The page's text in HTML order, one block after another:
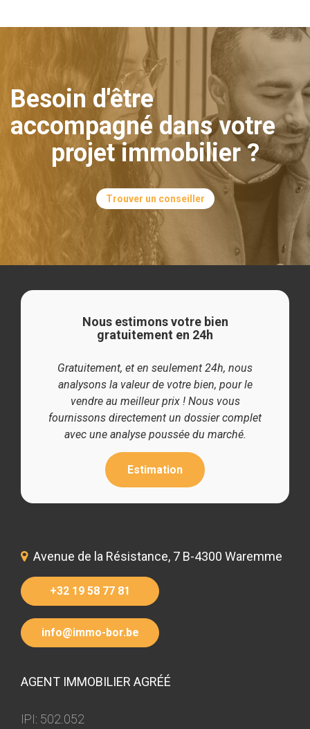
Besoin d'être
accompagné dans votre
projet immobilier ?
Trouver un conseiller
Nous estimons votre bien
gratuitement en 24h
Gratuitement, et en seulement 24h, nous
analysons la valeur de votre bien, pour le
vendre au meilleur prix ! Nous vous
fournissons directement un dossier complet
avec une analyse poussée du marché.
Estimation
Avenue de la Résistance, 7 B-4300 Waremme
+32 19 58 77 81
info@immo-bor.be
AGENT IMMOBILIER AGRÉÉ
IPI: 502.052